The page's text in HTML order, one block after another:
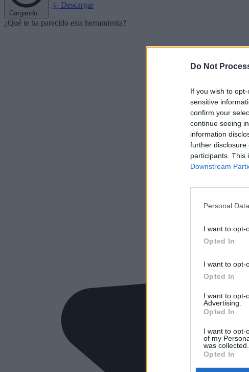
Do Not
If you wish to
sensitive
confirm your
continue seeing
information
further disclosure
participants. This
Downstream
Personal
I want to opt-
Opted In
I want to opt-
Opted In
I want to opt-
Advertising.
Opted In
I want to opt-
of my
was collected.
Opted In
Cargando...
Descargar
¿Qué te ha parecido esta herramienta?